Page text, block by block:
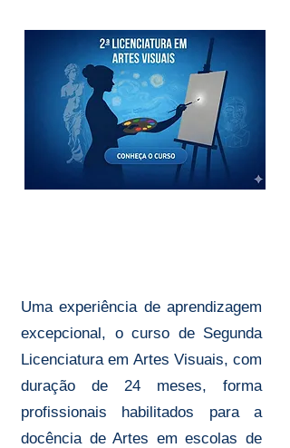
Uma experiência de aprendizagem
excepcional, o curso de Segunda
Licenciatura em Artes Visuais, com
duração de 24 meses, forma
profissionais habilitados para a
docência de Artes em escolas de